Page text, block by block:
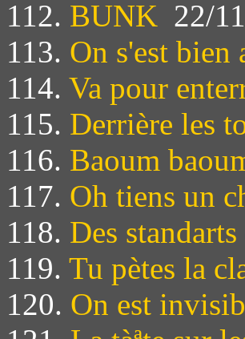
112. BUNK 22/
113. On s'est bien
114. Va pour
115. Derrière les
116. Baoum
117. Oh tiens un
118. Des
119. Tu pètes la
120. On est